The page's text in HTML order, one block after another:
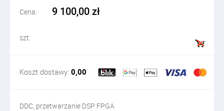
Cena: 9 100,00 zł
szt.
Koszt dostawy: 0,00
DDC, przetwarzanie DSP FPGA